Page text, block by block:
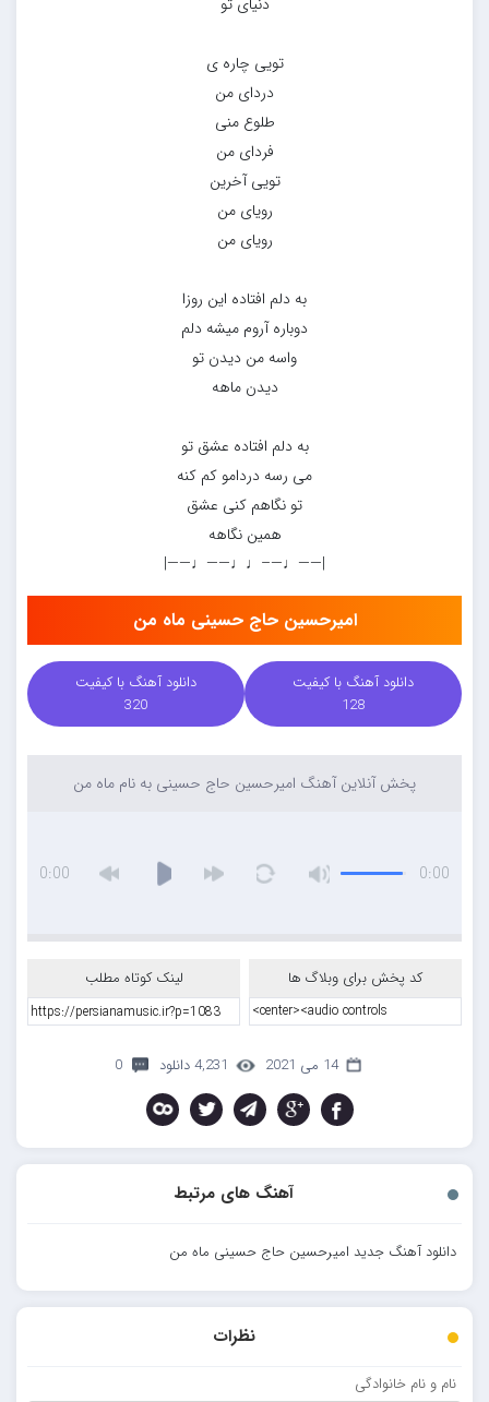
تویی چاره ی
دردای من
طلوع منی
فردای من
تویی آخرین
رویای من
رویای من
به دلم افتاده این روزا
دوباره آروم میشه دلم
واسه من دیدن تو
دیدن ماهه
به دلم افتاده عشق تو
می رسه دردامو کم کنه
تو نگاهم کنی عشق
همین نگاهه
|——♩—–♩♩——♩——|
امیرحسین حاج حسینی ماه من
دانلود آهنگ با کیفیت
128
دانلود آهنگ با کیفیت
320
پخش آنلاین آهنگ امیرحسین حاج حسینی به نام ماه من
0:00
0:00
کد پخش برای وبلاگ ها لینک کوتاه مطلب
14 می 2021 4,231 دانلود 0
آهنگ های مرتبط
دانلود آهنگ جدید امیرحسین حاج حسینی ماه من
نظرات
نام و نام خانوادگی